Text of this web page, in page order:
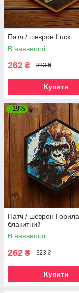
Патч / шеврон Luck
В наявності
262 ₴ 323 ₴
Купити
–19%
Патч / шеврон Горила
блакитний
В наявності
262 ₴ 323 ₴
Купити